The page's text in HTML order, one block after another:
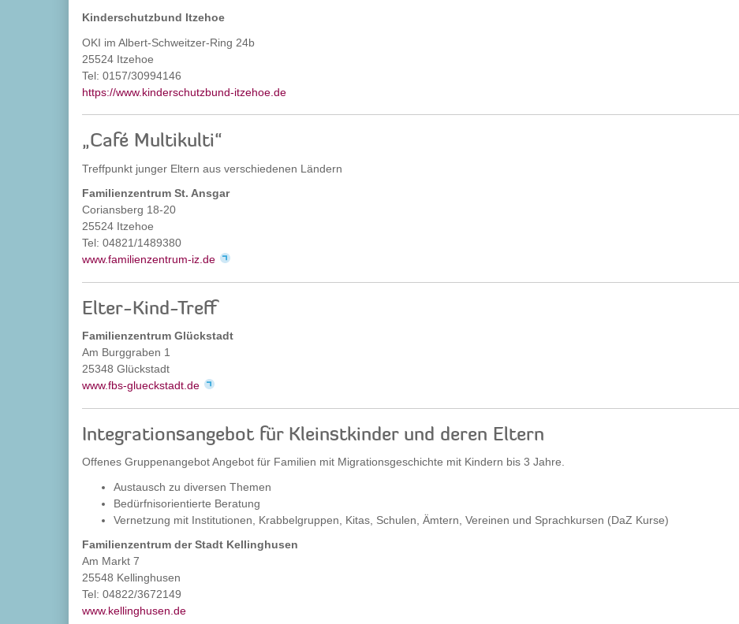
Kinderschutzbund Itzehoe
OKI im Albert-Schweitzer-Ring 24b
25524 Itzehoe
Tel: 0157/30994146
https://www.kinderschutzbund-itzehoe.de
„Café Multikulti“
Treffpunkt junger Eltern aus verschiedenen Ländern
Familienzentrum St. Ansgar
Coriansberg 18-20
25524 Itzehoe
Tel: 04821/1489380
www.familienzentrum-iz.de
Elter-Kind-Treff
Familienzentrum Glückstadt
Am Burggraben 1
25348 Glückstadt
www.fbs-glueckstadt.de
Integrationsangebot für Kleinstkinder und deren Eltern
Offenes Gruppenangebot Angebot für Familien mit Migrationsgeschichte mit Kindern bis 3 Jahre.
Austausch zu diversen Themen
Bedürfnisorientierte Beratung
Vernetzung mit Institutionen, Krabbelgruppen, Kitas, Schulen, Ämtern, Vereinen und Sprachkursen (DaZ Kurse)
Familienzentrum der Stadt Kellinghusen
Am Markt 7
25548 Kellinghusen
Tel: 04822/3672149
www.kellinghusen.de